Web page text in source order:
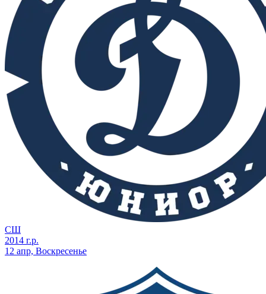
СШ
2014 г.р.
12 апр, Воскресенье